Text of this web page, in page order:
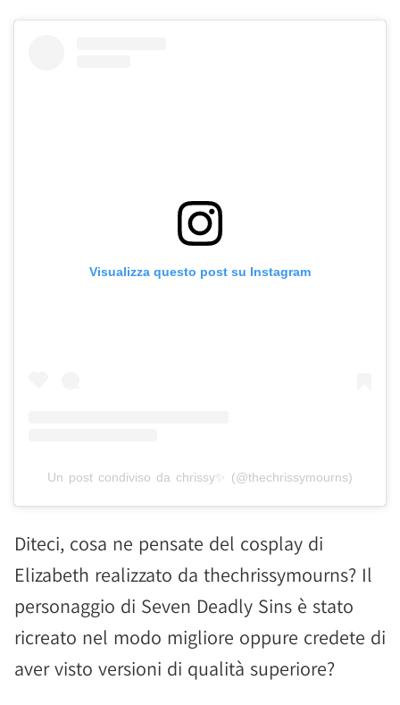
Visualizza questo post su Instagram
Un post condiviso da chrissy✨ (@thechrissymourns)
Diteci, cosa ne pensate del cosplay di
Elizabeth realizzato da thechrissymourns? Il
personaggio di Seven Deadly Sins è stato
ricreato nel modo migliore oppure credete di
aver visto versioni di qualità superiore?